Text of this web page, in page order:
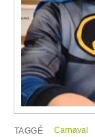
TAGGÉ Carnaval